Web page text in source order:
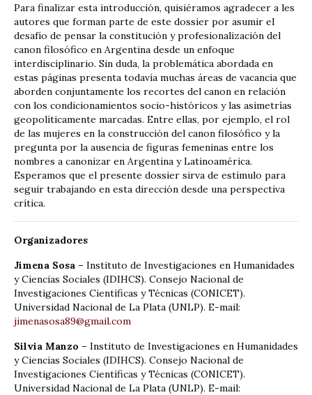
Para finalizar esta introducción, quisiéramos agradecer a les
autores que forman parte de este dossier por asumir el
desafío de pensar la constitución y profesionalización del
canon filosófico en Argentina desde un enfoque
interdisciplinario. Sin duda, la problemática abordada en
estas páginas presenta todavía muchas áreas de vacancia que
aborden conjuntamente los recortes del canon en relación
con los condicionamientos socio-históricos y las asimetrías
geopolíticamente marcadas. Entre ellas, por ejemplo, el rol
de las mujeres en la construcción del canon filosófico y la
pregunta por la ausencia de figuras femeninas entre los
nombres a canonizar en Argentina y Latinoamérica.
Esperamos que el presente dossier sirva de estímulo para
seguir trabajando en esta dirección desde una perspectiva
crítica.
Organizadores
Jimena Sosa – Instituto de Investigaciones en Humanidades
y Ciencias Sociales (IDIHCS). Consejo Nacional de
Investigaciones Científicas y Técnicas (CONICET).
Universidad Nacional de La Plata (UNLP). E-mail:
jimenasosa89@gmail.com
Silvia Manzo – Instituto de Investigaciones en Humanidades
y Ciencias Sociales (IDIHCS). Consejo Nacional de
Investigaciones Científicas y Técnicas (CONICET).
Universidad Nacional de La Plata (UNLP). E-mail: